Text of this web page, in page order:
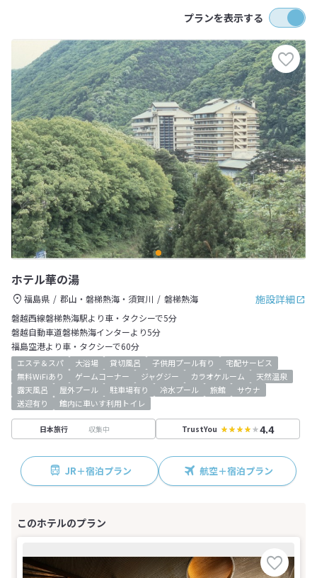
プランを表示する
ホテル華の湯
施設詳細
福島県 郡山・磐梯熱海・須賀川
磐梯熱海
磐越西線磐梯熱海駅より車・タクシーで5分
磐越自動車道磐梯熱海インターより5分
福島空港より車・タクシーで60分
エステ＆スパ 大浴場 貸切風呂 子供用プール有り
宅配サービス
無料WiFiあり
ゲームコーナー ジャグジー カラオケルーム
天然温泉
露天風呂
屋外プール 駐車場有り 冷水プール 旅館
サウナ
送迎有り
館内に車いす利用トイレ
日本旅行 収集中 TrustYou 4.4
JR＋宿泊プラン 航空＋宿泊プラン